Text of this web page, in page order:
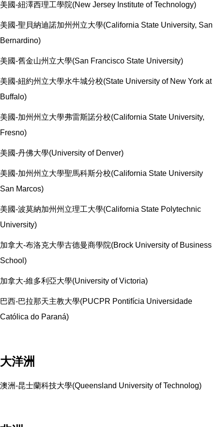
美國-紐澤西理工學院(New Jersey Institute of Technology)
美國-聖貝納迪諾加州州立大學(California State University, San
Bernardino)
美國-舊金山州立大學(San Francisco State University)
美國-紐約州立大學水牛城分校(State University of New York at
Buffalo)
美國-加州州立大學弗雷斯諾分校(California State University,
Fresno)
美國-丹佛大學(University of Denver)
美國-加州州立大學聖馬科斯分校(California State University
San Marcos)
美國-波莫納加州州立理工大學(California State Polytechnic
University)
加拿大-布洛克大學古德曼商學院(Brock University of Business
School)
加拿大-維多利亞大學(University of Victoria)
巴西-巴拉那天主教大學(PUCPR Pontifícia Universidade
Católica do Paraná)
大洋洲
澳洲-昆士蘭科技大學(Queensland University of Technolog)